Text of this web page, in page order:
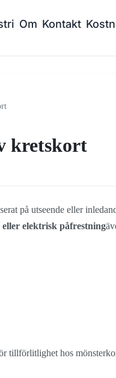
Om Kontakt
kretskort
på utseende eller
elektrisk påfrestning
tillförlitlighet hos